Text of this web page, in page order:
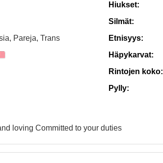
Pareja, Trans
Hiukset:
Silmät:
Etnisyys:
Häpykarvat:
Rintojen koko:
Pylly:
loving Committed to your duties